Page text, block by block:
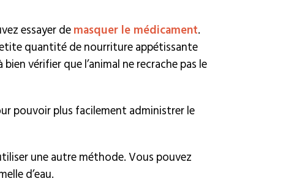
essayer demasquer le médicament.
quantité de nourriture appétissante
vérifier que l’animal ne recrache pas le
pouvoir plus facilement administrer le
une autre méthode. Vous pouvez
d’eau.